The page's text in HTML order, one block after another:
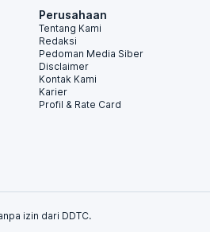
Perusahaan
Tentang Kami
Redaksi
Pedoman Media Siber
Disclaimer
Kontak Kami
Karier
Profil & Rate Card
izin dari DDTC.